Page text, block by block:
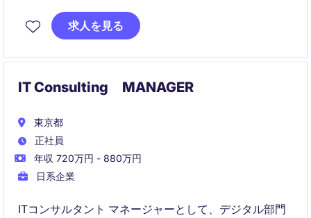
ます。東京を拠点に、ビジネスサービス業界での課題
解決と価値提供に取り組んでいただきます。
求人を見る
IT Consulting MANAGER
東京都
正社員
年収 720万円 - 880万円
日系企業
ITコンサルタント マネージャーとして、デジタル部門